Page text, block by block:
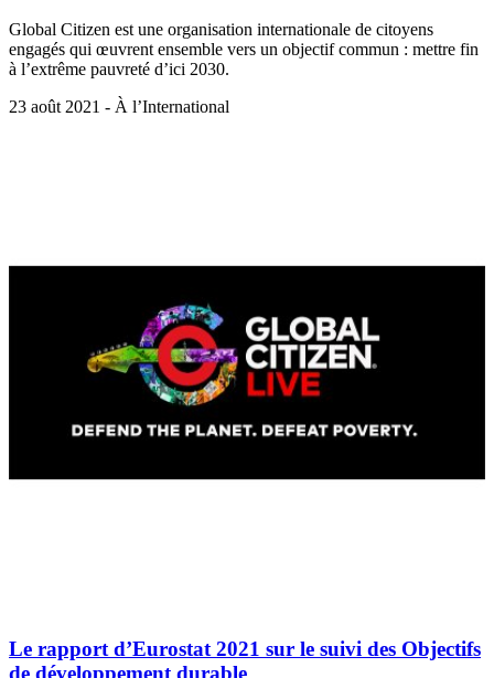
Global Citizen est une organisation internationale de citoyens
engagés qui œuvrent ensemble vers un objectif commun : mettre fin
à l’extrême pauvreté d’ici 2030.
23 août 2021 - À l’International
Le rapport d’Eurostat 2021 sur le suivi des Objectifs
de développement durable